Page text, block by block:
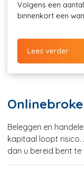
Volgens een
binnenkort een
Lees verder
Beleggen en
kapitaal loopt risico.
dan u bereid bent te